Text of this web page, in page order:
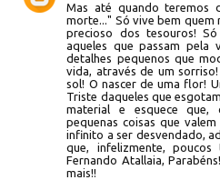
Mas até quando teremos
morte..." Só vive bem quem
precioso dos tesouros!
aqueles que passam pela
detalhes pequenos que
vida, através de um
sol! O nascer de uma flor!
Triste daqueles que
material e esquece
pequenas coisas que
infinito a ser desvendado,
que, infelizmente,
Fernando Atallaia,
mais!!